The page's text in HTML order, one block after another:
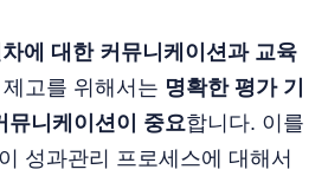
에 대한 커뮤니케이션과 교육
고를 위해서는 명확한 평가 기
뮤니케이션이 중요합니다. 이를
성과관리 프로세스에 대해서